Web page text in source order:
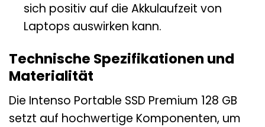
sich positiv auf die Akkulaufzeit von
Laptops auswirken kann.
Technische Spezifikationen und
Materialität
Die Intenso Portable SSD Premium 128 GB
setzt auf hochwertige Komponenten, um